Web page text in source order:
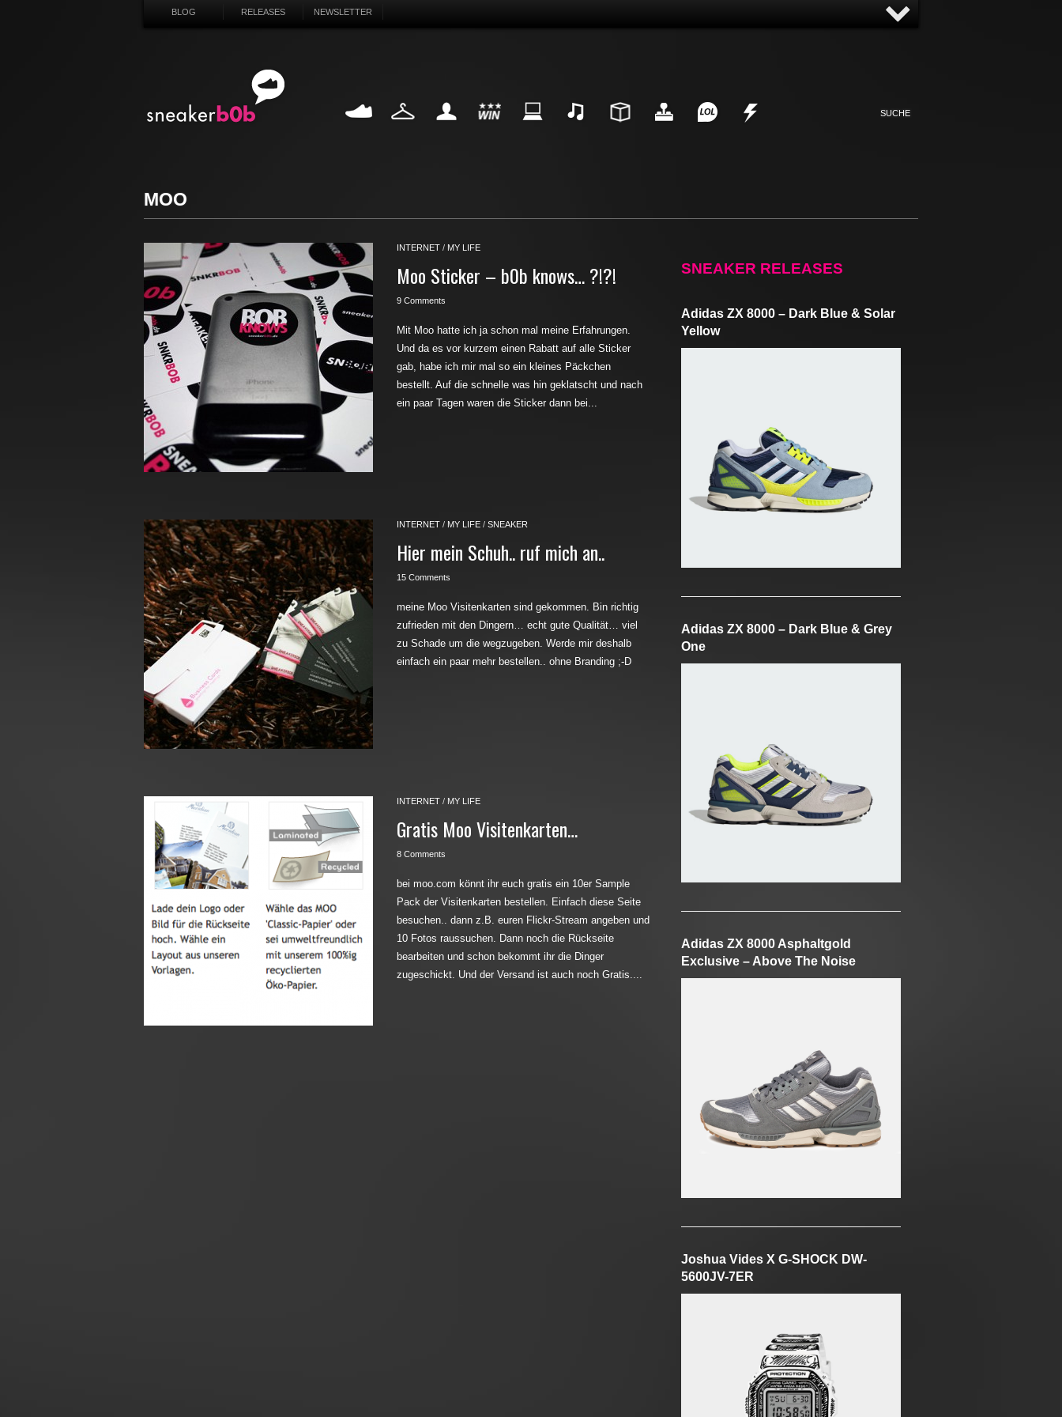
BLOG RELEASES NEWSLETTER
MOO
INTERNET / MY LIFE
Moo Sticker – b0b knows… ?!?!
9 Comments
Mit Moo hatte ich ja schon mal meine Erfahrungen.
Und da es vor kurzem einen Rabatt auf alle Sticker
gab, habe ich mir mal so ein kleines Päckchen
bestellt. Auf die schnelle was hin geklatscht und nach
ein paar Tagen waren die Sticker dann bei...
INTERNET / MY LIFE / SNEAKER
Hier mein Schuh.. ruf mich an..
15 Comments
meine Moo Visitenkarten sind gekommen. Bin richtig
zufrieden mit den Dingern… echt gute Qualität… viel
zu Schade um die wegzugeben. Werde mir deshalb
einfach ein paar mehr bestellen.. ohne Branding ;-D
INTERNET / MY LIFE
Gratis Moo Visitenkarten…
8 Comments
bei moo.com könnt ihr euch gratis ein 10er Sample
Pack der Visitenkarten bestellen. Einfach diese Seite
besuchen.. dann z.B. euren Flickr-Stream angeben und
10 Fotos raussuchen. Dann noch die Rückseite
bearbeiten und schon bekommt ihr die Dinger
zugeschickt. Und der Versand ist auch noch Gratis....
SNEAKER RELEASES
Adidas ZX 8000 – Dark Blue & Solar
Yellow
Adidas ZX 8000 – Dark Blue & Grey
One
Adidas ZX 8000 Asphaltgold
Exclusive – Above The Noise
Joshua Vides X G-SHOCK DW-
5600JV-7ER